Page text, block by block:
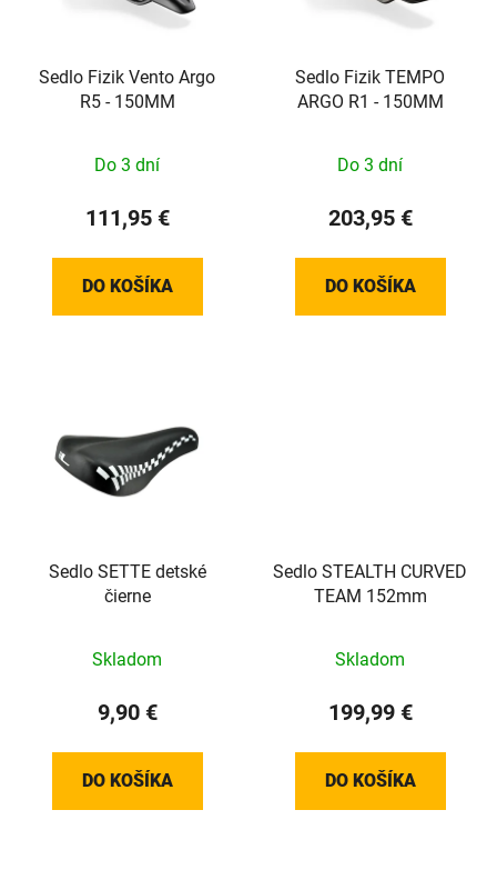
Sedlo Fizik Vento Argo
R5 - 150MM
Do 3 dní
111,95 €
DO KOŠÍKA
Sedlo Fizik TEMPO
ARGO R1 - 150MM
Do 3 dní
203,95 €
DO KOŠÍKA
Sedlo SETTE detské
čierne
Skladom
9,90 €
DO KOŠÍKA
Sedlo STEALTH CURVED
TEAM 152mm
Skladom
199,99 €
DO KOŠÍKA